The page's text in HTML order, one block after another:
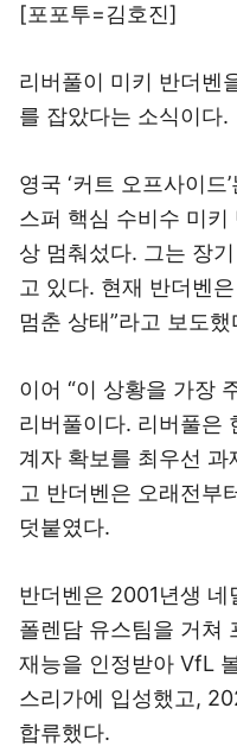
[포포투=김호진]
리버풀이 미키 반더벤
를 잡았다는 소식이다.
영국 ‘커트 오프사이드
스퍼 핵심 수비수 미
상 멈춰섰다. 그는 장
고 있다. 현재 반더벤
멈춘 상태”라고 보도했
이어 “이 상황을 가장
리버풀이다. 리버풀은
계자 확보를 최우선 과
고 반더벤은 오래전부
덧붙였다.
반더벤은 2001년생
폴렌담 유스팀을 거쳐
재능을 인정받아 VfL
스리가에 입성했고,
합류했다.